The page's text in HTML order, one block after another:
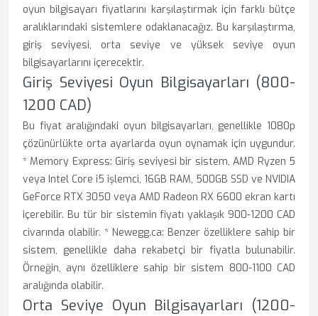
oyun bilgisayarı fiyatlarını karşılaştırmak için farklı bütçe
aralıklarındaki sistemlere odaklanacağız. Bu karşılaştırma,
giriş seviyesi, orta seviye ve yüksek seviye oyun
bilgisayarlarını içerecektir.
Giriş Seviyesi Oyun Bilgisayarları (800-
1200 CAD)
Bu fiyat aralığındaki oyun bilgisayarları, genellikle 1080p
çözünürlükte orta ayarlarda oyun oynamak için uygundur.
* Memory Express: Giriş seviyesi bir sistem, AMD Ryzen 5
veya Intel Core i5 işlemci, 16GB RAM, 500GB SSD ve NVIDIA
GeForce RTX 3050 veya AMD Radeon RX 6600 ekran kartı
içerebilir. Bu tür bir sistemin fiyatı yaklaşık 900-1200 CAD
civarında olabilir. * Newegg.ca: Benzer özelliklere sahip bir
sistem, genellikle daha rekabetçi bir fiyatla bulunabilir.
Örneğin, aynı özelliklere sahip bir sistem 800-1100 CAD
aralığında olabilir.
Orta Seviye Oyun Bilgisayarları (1200-